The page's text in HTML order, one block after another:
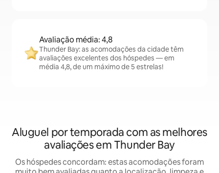
Avaliação média: 4,8
Thunder Bay: as acomodações da cidade têm
avaliações excelentes dos hóspedes — em
média 4,8, de um máximo de 5 estrelas!
Aluguel por temporada com as melhores
avaliações em Thunder Bay
Os hóspedes concordam: estas acomodações foram